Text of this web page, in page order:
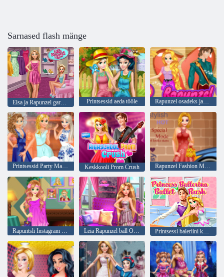
Sarnased flash mänge
Elsa ja Rapunzel garderoob Printsessid aeda tööle Rapunzel osadeks jaotada Flynn
Printsessid Party Marathon Keskkooli Prom Crush Rapunzel Fashion Magazine Mudel
Rapuntsli Instagram Blog Leia Rapunzel ball Outfit Printsessi baleriini kuuli kiirustamine